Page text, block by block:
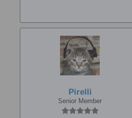
Pirelli
Senior Member